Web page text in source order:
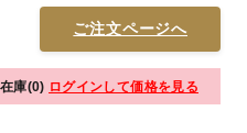
ご注文ページへ
庫(0) ログインして価格を見る